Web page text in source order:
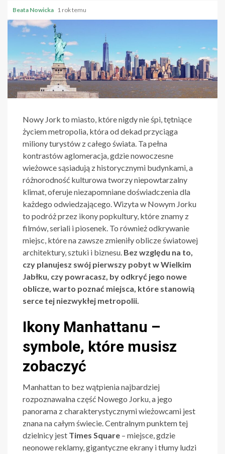
Beata Nowicka 1 rok temu
Nowy Jork to miasto, które nigdy nie śpi, tętniące
życiem metropolia, która od dekad przyciąga
miliony turystów z całego świata. Ta pełna
kontrastów aglomeracja, gdzie nowoczesne
wieżowce sąsiadują z historycznymi budynkami, a
różnorodność kulturowa tworzy niepowtarzalny
klimat, oferuje niezapomniane doświadczenia dla
każdego odwiedzającego. Wizyta w Nowym Jorku
to podróż przez ikony popkultury, które znamy z
filmów, seriali i piosenek. To również odkrywanie
miejsc, które na zawsze zmieniły oblicze światowej
architektury, sztuki i biznesu. Bez względu na to,
czy planujesz swój pierwszy pobyt w Wielkim
Jabłku, czy powracasz, by odkryć jego nowe
oblicze, warto poznać miejsca, które stanowią
serce tej niezwykłej metropolii.
Ikony Manhattanu –
symbole, które musisz
zobaczyć
Manhattan to bez wątpienia najbardziej
rozpoznawalna część Nowego Jorku, a jego
panorama z charakterystycznymi wieżowcami jest
znana na całym świecie. Centralnym punktem tej
dzielnicy jest Times Square – miejsce, gdzie
neonowe reklamy, gigantyczne ekrany i tłumy ludzi